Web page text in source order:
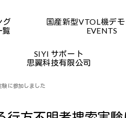
グ
覧
国産新型VTOL機デ
EVENTS
SIYI サポート
思翼科技有限公司
験に参加しました